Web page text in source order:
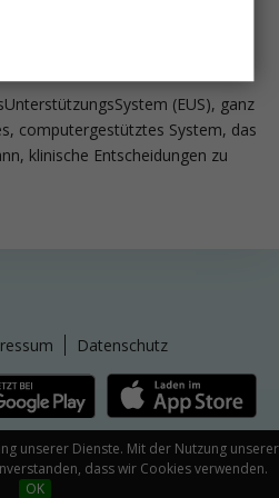
unserer Dienste. Mit der Nutzung unserer
dass wir Cookies verwenden.
OK
Patienten: Die Chronic
App
(EUS), ganz
computergestütztes System, das
klinische Entscheidungen zu
Datenschutz